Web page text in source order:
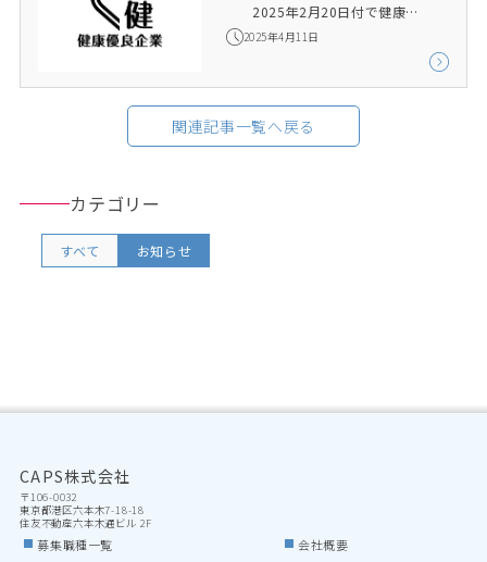
2025年2月20日付で健康優
良企業「銀の認定」を受け
2025年4月11日
関連記事一覧へ戻る
カテゴリー
すべて お知らせ
CAPS株式会社
〒106-0032
東京都港区六本木7-18-18
住友不動産六本木通ビル 2F
募集職種一覧 会社概要